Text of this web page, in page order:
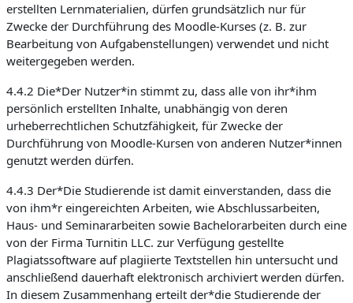
erstellten Lernmaterialien, dürfen grundsätzlich nur für
Zwecke der Durchführung des Moodle-Kurses (z. B. zur
Bearbeitung von Aufgabenstellungen) verwendet und nicht
weitergegeben werden.
4.4.2 Die*Der Nutzer*in stimmt zu, dass alle von ihr*ihm
persönlich erstellten Inhalte, unabhängig von deren
urheberrechtlichen Schutzfähigkeit, für Zwecke der
Durchführung von Moodle-Kursen von anderen Nutzer*innen
genutzt werden dürfen.
4.4.3 Der*Die Studierende ist damit einverstanden, dass die
von ihm*r eingereichten Arbeiten, wie Abschlussarbeiten,
Haus- und Seminararbeiten sowie Bachelorarbeiten durch eine
von der Firma Turnitin LLC. zur Verfügung gestellte
Plagiatssoftware auf plagiierte Textstellen hin untersucht und
anschließend dauerhaft elektronisch archiviert werden dürfen.
In diesem Zusammenhang erteilt der*die Studierende der